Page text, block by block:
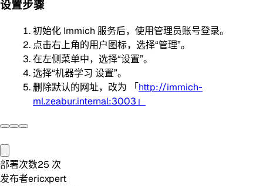
设置步骤
初始化 Immich 服务后，使用管理员账号登录。
点击右上角的用户图标，选择“管理”。
在左侧菜单中，选择“设置”。
选择“机器学习 设置”。
删除默认的网址，改为 「http://immich-
ml.zeabur.internal:3003」
部署次数25 次
发布者ericxpert